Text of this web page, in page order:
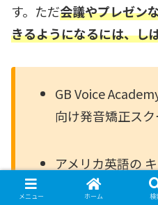
す。ただ会議やプレゼン
きるようになるには、し
GB Voice
向け発音矯正ス
アメリカ英語の
「ターゲットサ
メニュー ホーム 検